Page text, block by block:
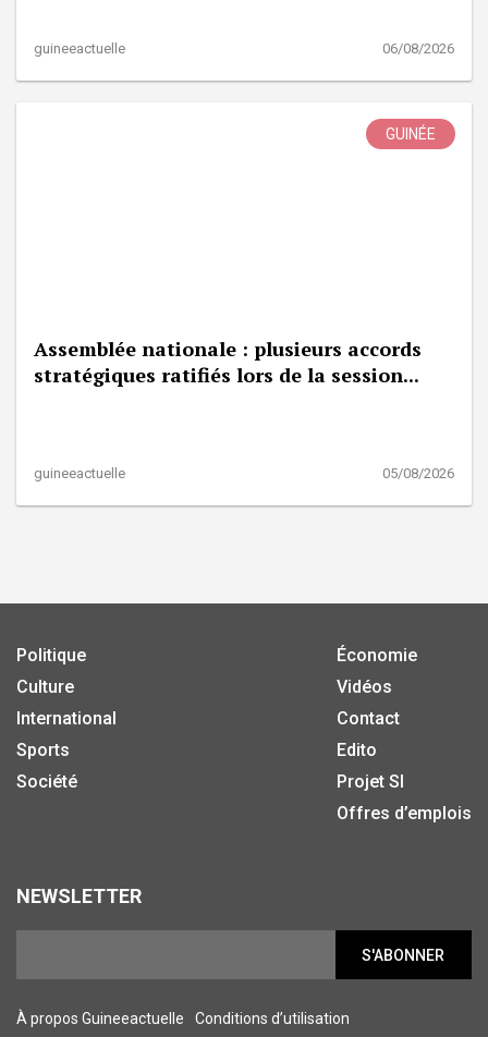
guineeactuelle 06/08/2026
GUINÉE
Assemblée nationale : plusieurs accords
stratégiques ratifiés lors de la session...
guineeactuelle 05/08/2026
Politique
Culture
International
Sports
Société
Économie
Vidéos
Contact
Edito
Projet SI
Offres d’emplois
NEWSLETTER
S'ABONNER
À propos Guineeactuelle Conditions d’utilisation